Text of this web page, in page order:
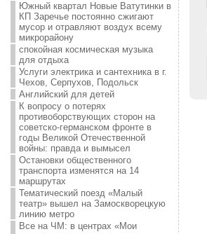
Южный квартал Новые Ватутинки в
КП Заречье постоянно сжигают
мусор и отравляют воздух всему
микрорайону
спокойная космическая музыка
для отдыха
Услуги электрика и сантехника в г.
Чехов, Серпухов, Подольск
Английский для детей
К вопросу о потерях
противоборствующих сторон на
советско-германском фронте в
годы Великой Отечественной
войны: правда и вымысел
Остановки общественного
транспорта изменятся на 14
маршрутах
Тематический поезд «Малый
театр» вышел на Замоскворецкую
линию метро
Все на ЧМ: в центрах «Мои